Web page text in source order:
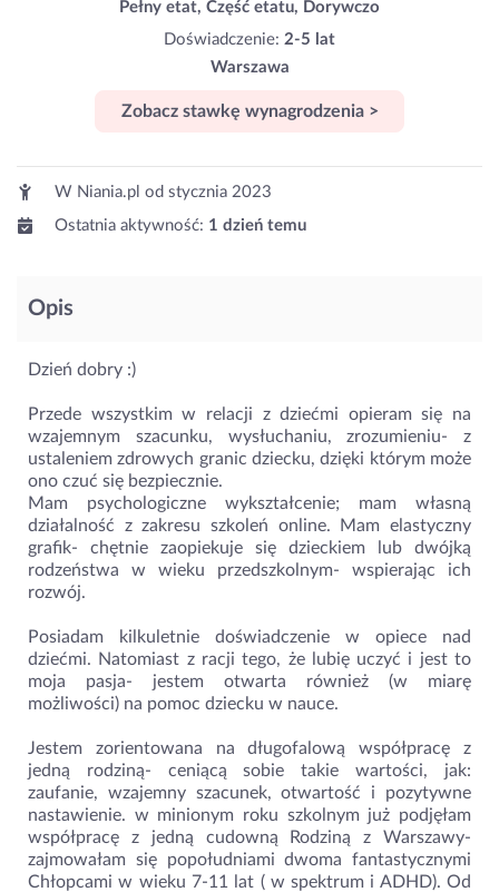
Pełny etat, Część etatu, Dorywczo
Doświadczenie: 2-5 lat
Warszawa
Zobacz stawkę wynagrodzenia >
W Niania.pl od stycznia 2023
Ostatnia aktywność: 1 dzień temu
Opis
Dzień dobry :)
Przede wszystkim w relacji z dziećmi opieram się na
wzajemnym szacunku, wysłuchaniu, zrozumieniu- z
ustaleniem zdrowych granic dziecku, dzięki którym może
ono czuć się bezpiecznie.
Mam psychologiczne wykształcenie; mam własną
działalność z zakresu szkoleń online. Mam elastyczny
grafik- chętnie zaopiekuje się dzieckiem lub dwójką
rodzeństwa w wieku przedszkolnym- wspierając ich
rozwój.
Posiadam kilkuletnie doświadczenie w opiece nad
dziećmi. Natomiast z racji tego, że lubię uczyć i jest to
moja pasja- jestem otwarta również (w miarę
możliwości) na pomoc dziecku w nauce.
Jestem zorientowana na długofalową współpracę z
jedną rodziną- ceniącą sobie takie wartości, jak:
zaufanie, wzajemny szacunek, otwartość i pozytywne
nastawienie. w minionym roku szkolnym już podjęłam
współpracę z jedną cudowną Rodziną z Warszawy-
zajmowałam się popołudniami dwoma fantastycznymi
Chłopcami w wieku 7-11 lat ( w spektrum i ADHD). Od